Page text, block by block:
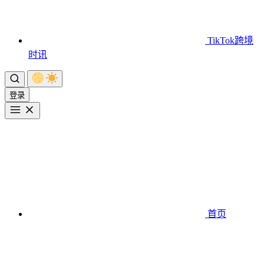
TikTok跨境
时讯
登录
首页